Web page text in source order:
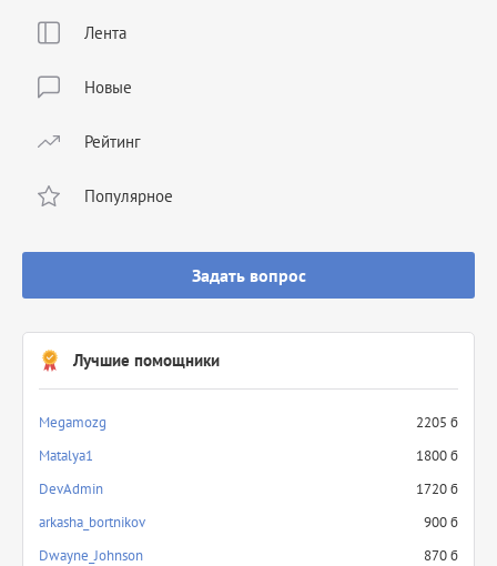
Лента
Новые
Рейтинг
Популярное
Задать вопрос
Лучшие помощники
Megamozg
2205 б
Matalya1
1800 б
DevAdmin
1720 б
arkasha_bortnikov
900 б
Dwayne_Johnson
870 б